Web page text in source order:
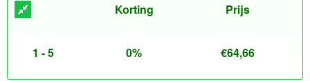
Korting Prijs
1 - 5 0% €64,66